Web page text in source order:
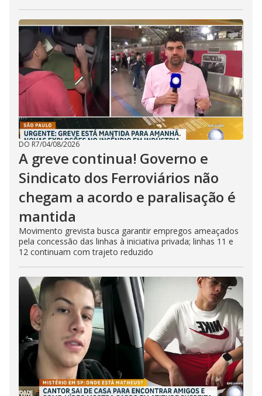
DO R7/04/08/2026
A greve continua! Governo e
Sindicato dos Ferroviários não
chegam a acordo e paralisação é
mantida
Movimento grevista busca garantir empregos ameaçados
pela concessão das linhas à iniciativa privada; linhas 11 e
12 continuam com trajeto reduzido